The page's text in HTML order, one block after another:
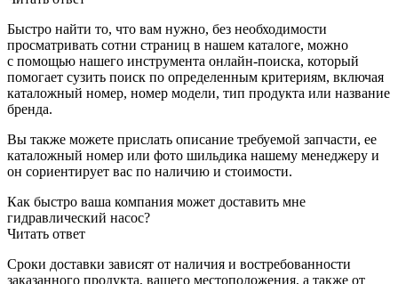
Быстро найти то, что вам нужно, без необходимости
просматривать сотни страниц в нашем каталоге, можно
с помощью нашего инструмента онлайн-поиска, который
помогает сузить поиск по определенным критериям, включая
каталожный номер, номер модели, тип продукта или название
бренда.
Вы также можете прислать описание требуемой запчасти, ее
каталожный номер или фото шильдика нашему менеджеру и
он сориентирует вас по наличию и стоимости.
Как быстро ваша компания может доставить мне
гидравлический насос?
Читать ответ
Сроки доставки зависят от наличия и востребованности
заказанного продукта, вашего местоположения, а также от